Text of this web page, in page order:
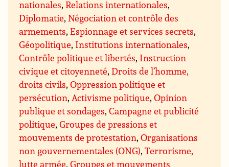
nationales,Relations internationales,
Diplomatie,Négociation et contrôle des
armements,Espionnage et services secrets,
Géopolitique, Institutions internationales,
Contrôle politique et libertés, Instruction
civique et citoyenneté,Droits de l’homme,
droits civils,Oppression politique et
persécution,Activisme politique,Opinion
publique et sondages,Campagne et publicité
politique,Groupes de pressions et
mouvements de protestation,Organisations
non gouvernementales (ONG),Terrorisme,
lutte armée,Groupes et mouvements